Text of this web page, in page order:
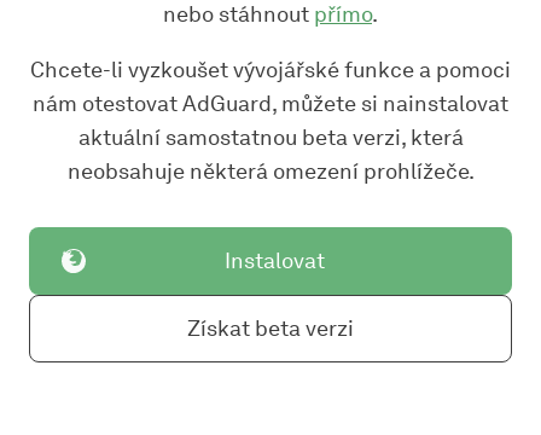
nebo stáhnout přímo.
Chcete-li vyzkoušet vývojářské funkce a pomoci
nám otestovat AdGuard, můžete si nainstalovat
aktuální samostatnou beta verzi, která
neobsahuje některá omezení prohlížeče.
Instalovat
Získat beta verzi